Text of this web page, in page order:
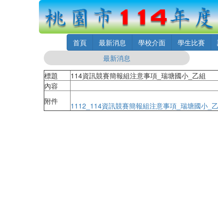
首頁 最新消息 學校介面 學生比賽
最新消息
標題
114資訊競賽簡報組注意事項_瑞塘國小_乙組
內容
附件
1112_114資訊競賽簡報組注意事項_瑞塘國小_